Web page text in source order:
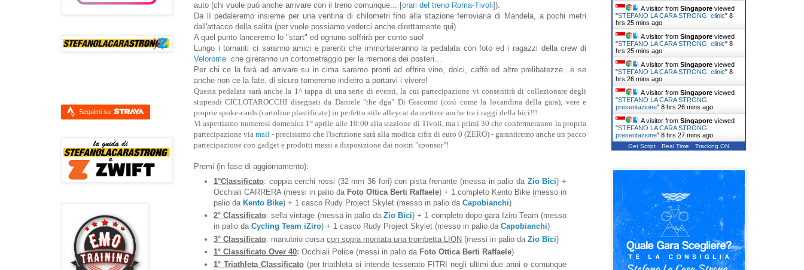
auto (chi vuole può anche arrivare con il treno comunque... [orari del treno Roma-Tivoli]).
Da lì pedaleremo insieme per una ventina di chilometri fino alla stazione ferroviaria di Mandela, a pochi metri
dall'attacco della salita (per vuole possiamo vederci anche direttamente qui).
A quel punto lanceremo lo "start" ed ognuno soffrirà per conto suo!
Lungo i tornanti ci saranno amici e parenti che immortaleranno la pedalata con foto ed i ragazzi della crew di
Velorome che gireranno un cortometraggio per la memoria dei posteri...
Per chi ce la farà ad arrivare su in cima saremo pronti ad offrire vino, dolci, caffè ed altre prelibatezze...e se
anche non ce la fate, di sicuro torneremo indietro a portarvi i vivere!
Questa pedalata sarà anche la 1^ tappa di una serie di eventi, la cui partecipazione vi consentirà di collezionare degli
stupendi CICLOTAROCCHI disegnati da Daniele "the dga" Di Giacomo (così come la locandina della gara), vere e
proprie spoke-cards (cartoline plastificate) in perfetto stile alleycat da mettere anche tra i raggi della bici!!!
Vi aspettiamo numerosi domenica 1° aprile alle 10:00 alla stazione di Tivoli, ma i primi 30 che confermeranno la propria
partecipazione viamail - precisiamo che l'iscrizione sarà alla modica cifra di euro 0 (ZERO) - garantiremo anche un pacco
partecipazione con gadget e prodotti messi a disposizione dai nostri "sponsor"!
Premi (in fase di aggiornamento):
1°Classificato: coppia cerchi rossi (32 mm 36 fori) con pista frenante (messa in palio da Zio Bici) +
Occhiali CARRERA (messi in palio da Foto Ottica Berti Raffaele) + 1 completo Kento Bike (messo in
palio da Kento Bike) + 1 casco Rudy Project Skylet (messo in palio da Capobianchi)
2° Classificato: sella vintage (messa in palio da Zio Bici) + 1 completo dopo-gara Iziro Team (messo
in palio da Cycling Team iZiro) + 1 casco Rudy Project Skylet (messo in palio da Capobianchi)
3° Classificato: manubrio corsa con sopra montata una trombetta LION (messi in palio da Zio Bici)
1° Classificato Over 40: Occhiali Police (messi in palio da Foto Ottica Berti Raffaele)
1° Triathleta Classificato(per triathleta si intende tesserato FITRI negli ultimi due anni o comunque
Seguimi su
A visitor from Singapore viewed
"STEFANO LA CARA STRONG: clinic" 8
hrs 25 mins ago
A visitor from Singapore viewed
"STEFANO LA CARA STRONG: clinic" 8
hrs 25 mins ago
A visitor from Singapore viewed
"STEFANO LA CARA STRONG: clinic" 8
hrs 26 mins ago
A visitor from Singapore viewed
"STEFANO LA CARA STRONG:
presentazione" 8 hrs 26 mins ago
A visitor from Singapore viewed
"STEFANO LA CARA STRONG:
presentazione" 8 hrs 27 mins ago
Get Script Real Time Tracking ON